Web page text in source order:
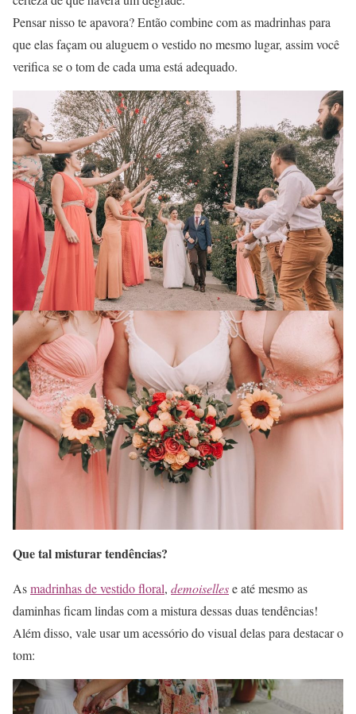
Pensar nisso te apavora? Então combine com as madrinhas para
que elas façam ou aluguem o vestido no mesmo lugar, assim você
verifica se o tom de cada uma está adequado.
Que tal misturar tendências?
Asmadrinhas de vestido floral, demoisellese até mesmo as
daminhas ficam lindas com a mistura dessas duas tendências!
Além disso, vale usar um acessório do visual delas para destacar o
tom: